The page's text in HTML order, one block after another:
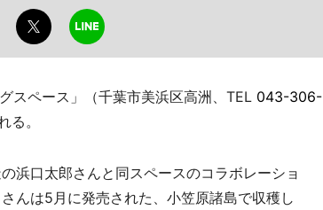
スペース」（千葉市美浜区高洲、TEL 043-306-
。
浜口太郎さんと同スペースのコラボレーショ
んは5月に発売された、小笠原諸島で収穫し